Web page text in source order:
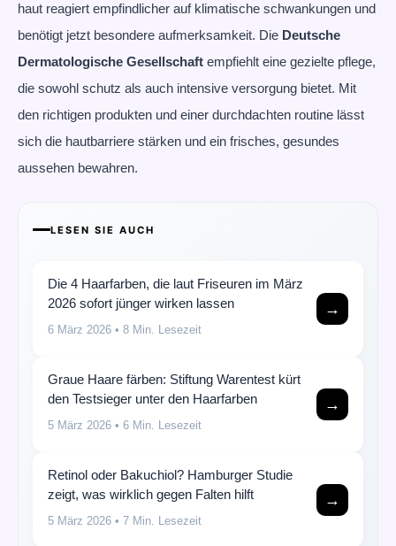
haut reagiert empfindlicher auf klimatische schwankungen und
benötigt jetzt besondere aufmerksamkeit. Die Deutsche
Dermatologische Gesellschaft empfiehlt eine gezielte pflege,
die sowohl schutz als auch intensive versorgung bietet. Mit
den richtigen produkten und einer durchdachten routine lässt
sich die hautbarriere stärken und ein frisches, gesundes
aussehen bewahren.
LESEN SIE AUCH
Die 4 Haarfarben, die laut Friseuren im März
2026 sofort jünger wirken lassen
6 März 2026 • 8 Min. Lesezeit
→
Graue Haare färben: Stiftung Warentest kürt
den Testsieger unter den Haarfarben
5 März 2026 • 6 Min. Lesezeit
→
Retinol oder Bakuchiol? Hamburger Studie
zeigt, was wirklich gegen Falten hilft
5 März 2026 • 7 Min. Lesezeit
→